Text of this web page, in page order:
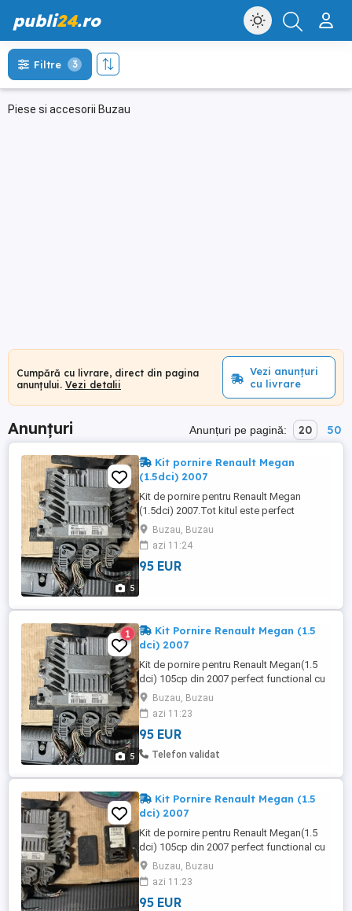
publi24.ro
Piese si accesorii Buzau
Filtre 3
Cumpără cu livrare, direct din pagina
anunțului. Vezi detalii
Vezi anunțuri
cu livrare
Anunțuri Anunțuri pe pagină: 20 50
5
Kit pornire Renault Megan
(1.5dci) 2007
Kit de pornire pentru Renault Megan
(1.5dci) 2007.Tot kitul este perfect
funcțional pentru detalii suplimentare nu
ezitați să sunați la 0_7_6_3_7_3_3_4_3_7
Buzau, Buzau
azi 11:24
95 EUR
5
1
Kit Pornire Renault Megan (1.5
dci) 2007
Kit de pornire pentru Renault Megan(1.5
dci) 105cp din 2007 perfect functional cu
doua cartele, buton pornire , cititor cartela
și ecu . Pentru detalii apelați la
0_7_6_3_7_3_3_4_3_7.
Buzau, Buzau
azi 11:23
95 EUR
Telefon validat
Kit Pornire Renault Megan (1.5
dci) 2007
Kit de pornire pentru Renault Megan(1.5
dci) 105cp din 2007 perfect functional cu
doua cartele, buton pornire , cititor cartela
și ecu . Pentru detalii apelați la
0_7_6_3_7_3_3_4_3_7.
Buzau, Buzau
azi 11:23
95 EUR